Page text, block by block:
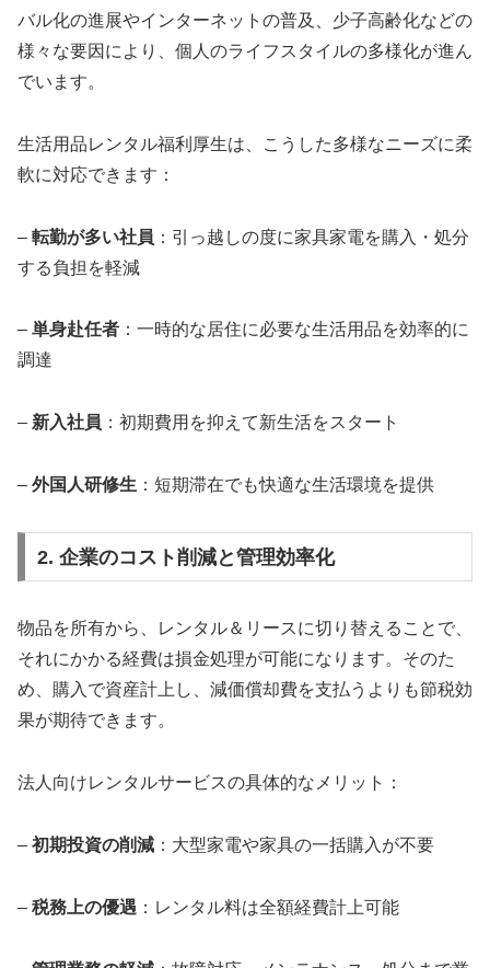
バル化の進展やインターネットの普及、少子高齢化などの
様々な要因により、個人のライフスタイルの多様化が進ん
でいます。
生活用品レンタル福利厚生は、こうした多様なニーズに柔
軟に対応できます：
– 転勤が多い社員 ：引っ越しの度に家具家電を購入・処分
する負担を軽減
– 単身赴任者 ：一時的な居住に必要な生活用品を効率的に
調達
– 新入社員 ：初期費用を抑えて新生活をスタート
– 外国人研修生 ：短期滞在でも快適な生活環境を提供
2. 企業のコスト削減と管理効率化
物品を所有から、レンタル＆リースに切り替えることで、
それにかかる経費は損金処理が可能になります。そのた
め、購入で資産計上し、減価償却費を支払うよりも節税効
果が期待できます。
法人向けレンタルサービスの具体的なメリット：
– 初期投資の削減 ：大型家電や家具の一括購入が不要
– 税務上の優遇 ：レンタル料は全額経費計上可能